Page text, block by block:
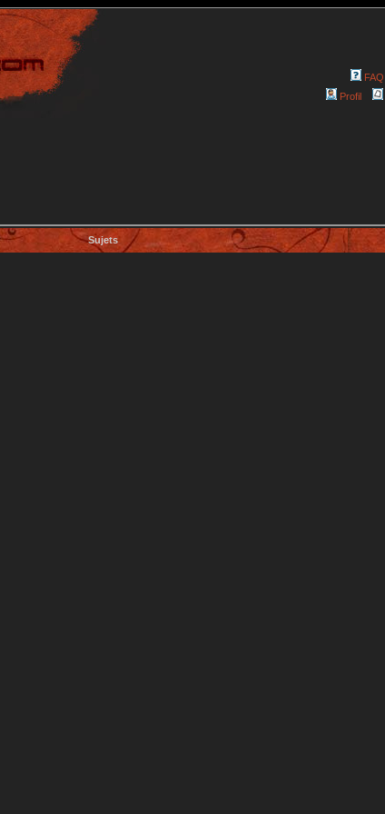
FAQ
Profil
Sujets